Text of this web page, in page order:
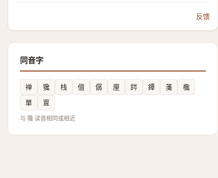
反馈
同音字
禅 㺥 栈 儃 僝 㢆 䤫 鐔 菚
欃
單
亶
与 䧯 读音相同或相近